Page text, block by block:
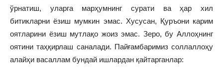
ўрнатиш, уларга марҳумнинг сурати ва ҳар хил
битикларни ёзиш мумкин эмас. Хусусан, Қуръони карим
оятларини ёзиш мутлақо жоиз эмас. Зеро, бу Аллоҳнинг
оятини таҳқирлаш саналади. Пайғамбаримиз соллаллоҳу
алайҳи васаллам бундай ишлардан қайтарганлар: